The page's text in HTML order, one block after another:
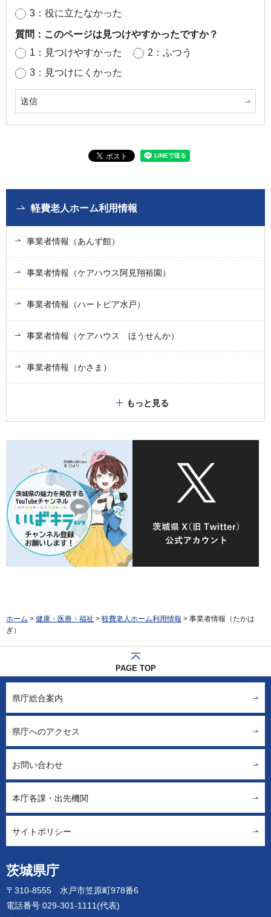
3：役に立たなかった
質問：このページは見つけやすかったですか？
1：見つけやすかった
2：ふつう
3：見つけにくかった
軽費老人ホーム利用情報
事業者情報（あんず館）
事業者情報（ケアハウス阿見翔裕園）
事業者情報（ハートピア水戸）
事業者情報（ケアハウス ほうせんか）
事業者情報（かさま）
もっと見る
ホーム > 健康・医療・福祉 > 軽費老人ホーム利用情報 > 事業者情報（たかは
ぎ）
PAGE TOP
茨城県庁
〒310-8555 水戸市笠原町978番6
電話番号 029-301-1111(代表)
県庁総合案内
県庁へのアクセス
お問い合わせ
本庁各課・出先機関
サイトポリシー